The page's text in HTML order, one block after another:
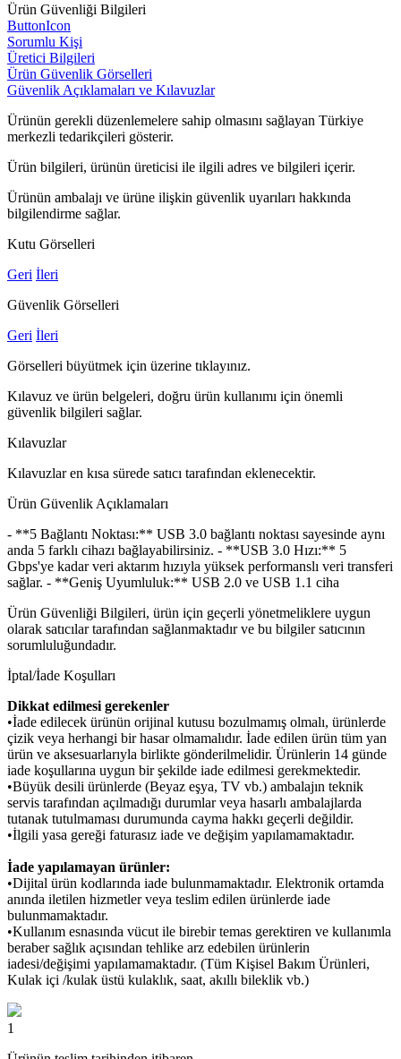
Ürün Güvenliği Bilgileri
ButtonIcon
Sorumlu Kişi
Üretici Bilgileri
Ürün Güvenlik Görselleri
Güvenlik Açıklamaları ve Kılavuzlar
Ürünün gerekli düzenlemelere sahip olmasını sağlayan Türkiye
merkezli tedarikçileri gösterir.
Ürün bilgileri, ürünün üreticisi ile ilgili adres ve bilgileri içerir.
Ürünün ambalajı ve ürüne ilişkin güvenlik uyarıları hakkında
bilgilendirme sağlar.
Kutu Görselleri
Geri İleri
Güvenlik Görselleri
Geri İleri
Görselleri büyütmek için üzerine tıklayınız.
Kılavuz ve ürün belgeleri, doğru ürün kullanımı için önemli
güvenlik bilgileri sağlar.
Kılavuzlar
Kılavuzlar en kısa sürede satıcı tarafından eklenecektir.
Ürün Güvenlik Açıklamaları
- **5 Bağlantı Noktası:** USB 3.0 bağlantı noktası sayesinde aynı
anda 5 farklı cihazı bağlayabilirsiniz. - **USB 3.0 Hızı:** 5
Gbps'ye kadar veri aktarım hızıyla yüksek performanslı veri transferi
sağlar. - **Geniş Uyumluluk:** USB 2.0 ve USB 1.1 ciha
Ürün Güvenliği Bilgileri, ürün için geçerli yönetmeliklere uygun
olarak satıcılar tarafından sağlanmaktadır ve bu bilgiler satıcının
sorumluluğundadır.
İptal/İade Koşulları
Dikkat edilmesi gerekenler
•İade edilecek ürünün orijinal kutusu bozulmamış olmalı, ürünlerde
çizik veya herhangi bir hasar olmamalıdır. İade edilen ürün tüm yan
ürün ve aksesuarlarıyla birlikte gönderilmelidir. Ürünlerin 14 günde
iade koşullarına uygun bir şekilde iade edilmesi gerekmektedir.
•Büyük desili ürünlerde (Beyaz eşya, TV vb.) ambalajın teknik
servis tarafından açılmadığı durumlar veya hasarlı ambalajlarda
tutanak tutulmaması durumunda cayma hakkı geçerli değildir.
•İlgili yasa gereği faturasız iade ve değişim yapılamamaktadır.
İade yapılamayan ürünler:
•Dijital ürün kodlarında iade bulunmamaktadır. Elektronik ortamda
anında iletilen hizmetler veya teslim edilen ürünlerde iade
bulunmamaktadır.
•Kullanım esnasında vücut ile birebir temas gerektiren ve kullanımla
beraber sağlık açısından tehlike arz edebilen ürünlerin
iadesi/değişimi yapılamamaktadır. (Tüm Kişisel Bakım Ürünleri,
Kulak içi /kulak üstü kulaklık, saat, akıllı bileklik vb.)
1